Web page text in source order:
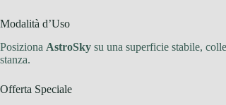
Modalità d’Uso
Posiziona AstroSky su una superficie stabile,
stanza.
Offerta Speciale